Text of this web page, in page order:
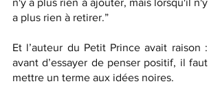
n'y a plus rien à ajouter, mais lorsqu'il n'y
a plus rien à retirer.”
Et l’auteur du Petit Prince avait raison :
avant d’essayer de penser positif, il faut
mettre un terme aux idées noires.